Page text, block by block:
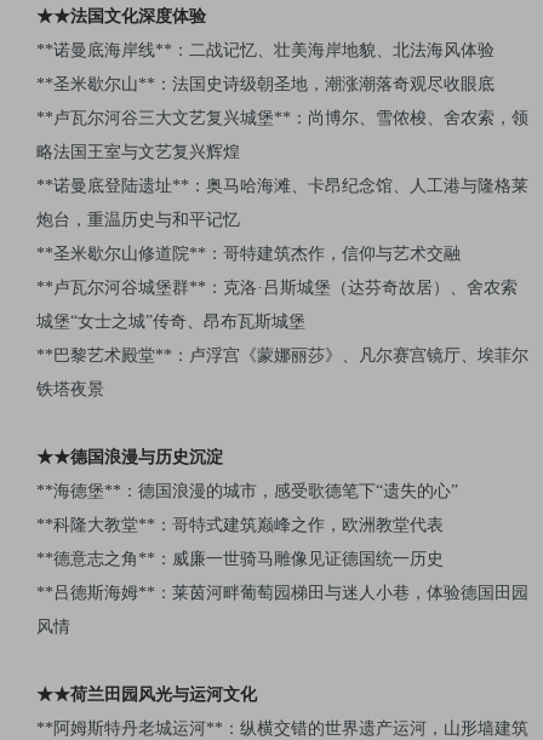
★★法国文化深度体验
**诺曼底海岸线**：二战记忆、壮美海岸地貌、北法海风体验
**圣米歇尔山**：法国史诗级朝圣地，潮涨潮落奇观尽收眼底
** 卢瓦尔河谷三大文艺复兴城堡**：尚博尔、雪侬梭、舍农索，领
略法国王室与文艺复兴辉煌
**诺曼底登陆遗址**：奥马哈海滩、卡昂纪念馆、人工港与隆格莱
炮台，重温历史与和平记忆
**圣米歇尔山修道院**：哥特建筑杰作，信仰与艺术交融
**卢瓦尔河谷城堡群**：克洛·吕斯城堡（达芬奇故居）、舍农索
城堡“女士之城”传奇、昂布瓦斯城堡
**巴黎艺术殿堂**：卢浮宫《蒙娜丽莎》、凡尔赛宫镜厅、埃菲尔
铁塔夜景
★★德国浪漫与历史沉淀
**海德堡**：德国浪漫的城市，感受歌德笔下“遗失的心”
**科隆大教堂**：哥特式建筑巅峰之作，欧洲教堂代表
**德意志之角**：威廉一世骑马雕像见证德国统一历史
** 吕德斯海姆**：莱茵河畔葡萄园梯田与迷人小巷，体验德国田园
风情
★★荷兰田园风光与运河文化
** 阿姆斯特丹老城运河**：纵横交错的世界遗产运河，山形墙建筑